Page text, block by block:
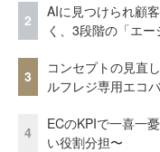
2
AIに見つけられ顧
く、3段階の「エ
3
コンセプトの見直
ルフレジ専用エコ
4
ECのKPIで一喜一
い役割分担〜